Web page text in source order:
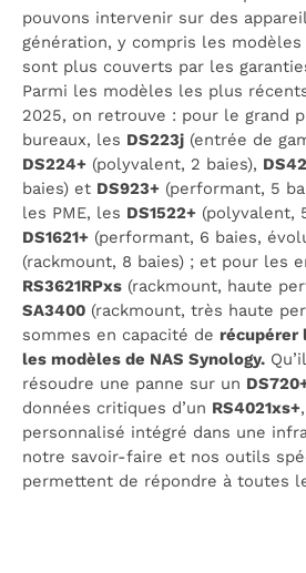
pouvons intervenir sur des
génération, y compris les
sont plus couverts par les
Parmi les modèles les plus
2025, on retrouve : pour le grand
bureaux, les DS223j (entrée de
DS224+ (polyvalent, 2 baies),
baies) et DS923+ (performant, 5
les PME, les DS1522+ (polyvalent,
DS1621+ (performant, 6 baies,
(rackmount, 8 baies) ; et pour les
RS3621RPxs (rackmount, haute
SA3400 (rackmount, très haute
sommes en capacité de récupérer
les modèles de NAS Synology.
résoudre une panne sur un
données critiques d’un RS4021xs+
personnalisé intégré dans une
notre savoir-faire et nos outils
permettent de répondre à toutes